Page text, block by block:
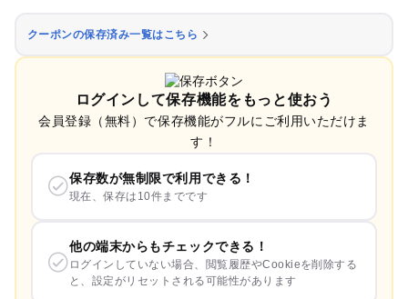
クーポンの保存済み一覧はこちら
ログインして保存機能をもっと使おう
会員登録（無料）で保存機能がフルにご利用いただけま
す！
保存数が無制限で利用できる！
現在、保存は10件までです
他の端末からもチェックできる！
ログインしていない場合、閲覧履歴やCookieを削除する
と、設定がリセットされる可能性があります